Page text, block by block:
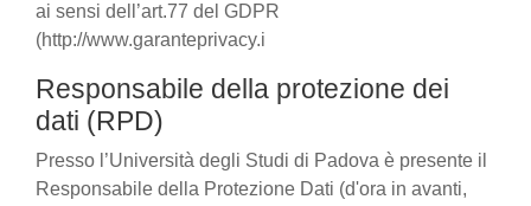
ai sensi dell’art.77 del GDPR
(http://www.garanteprivacy.i
Responsabile della protezione dei
dati (RPD)
Presso l’Università degli Studi di Padova è presente il
Responsabile della Protezione Dati (d'ora in avanti,